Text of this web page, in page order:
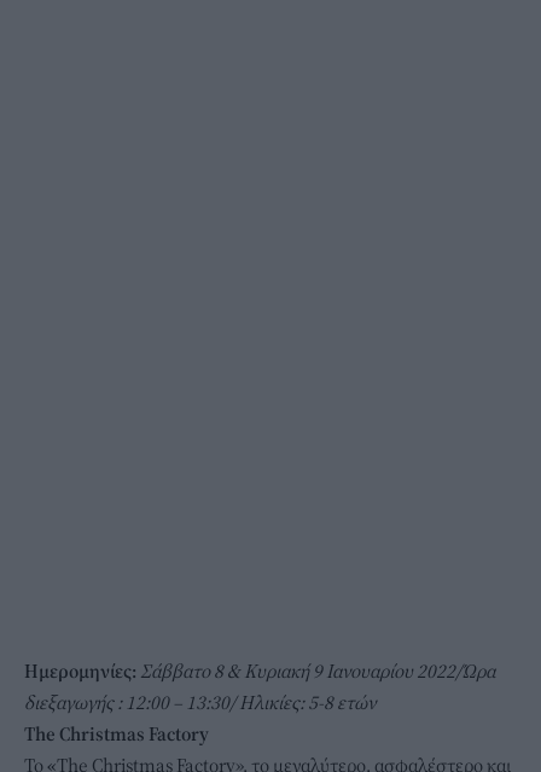
Ημερομηνίες: Σάββατο 8 & Κυριακή 9 Ιανουαρίου 2022/Ώρα
διεξαγωγής : 12:00 – 13:30/ Ηλικίες: 5-8 ετών
The Christmas Factory
Το«The Christmas Factory», το μεγαλύτερο, ασφαλέστερο και